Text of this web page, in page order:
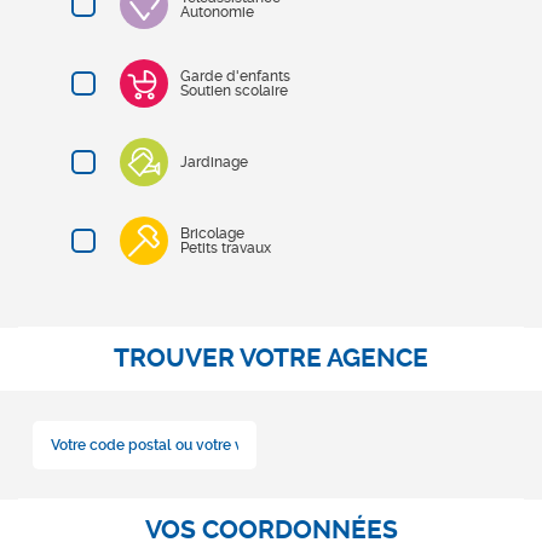
Autonomie
Garde d'enfants
Soutien scolaire
Jardinage
Bricolage
Petits travaux
TROUVER VOTRE AGENCE
VOS COORDONNÉES